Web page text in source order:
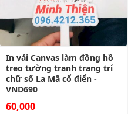
In vải Canvas làm đồng hồ
treo tường tranh trang trí
chữ số La Mã cổ điển -
VND690
60,000